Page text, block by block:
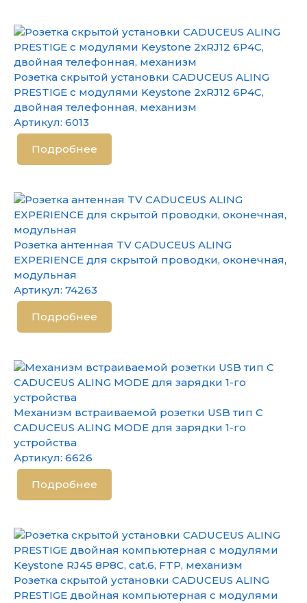
Розетка скрытой установки CADUCEUS ALING
PRESTIGE с модулями Keystone 2хRJ12 6P4C,
двойная телефонная, механизм
Артикул: 6013
Подробнее
Розетка антенная TV CADUCEUS ALING
EXPERIENCE для скрытой проводки, оконечная,
модульная
Артикул: 74263
Подробнее
Механизм встраиваемой розетки USB тип C
CADUCEUS ALING MODE для зарядки 1-го
устройства
Артикул: 6626
Подробнее
Розетка скрытой установки CADUCEUS ALING
PRESTIGE двойная компьютерная с модулями